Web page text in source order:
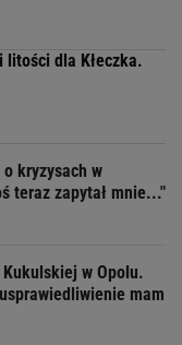
litości dla Kłeczka.
kryzysach w
teraz zapytał mnie..."
Kukulskiej w Opolu.
mam